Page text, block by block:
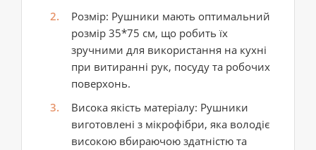
Розмір: Рушники мають оптимальний
розмір 35*75 см, що робить їх
зручними для використання на кухні
при витиранні рук, посуду та робочих
поверхонь.
Висока якість матеріалу: Рушники
виготовлені з мікрофібри, яка володіє
високою вбираючою здатністю та